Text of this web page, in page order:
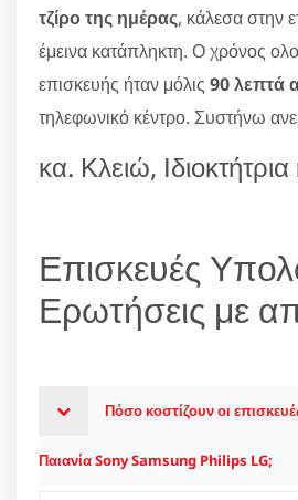
τζίρο της ημέρας, κάλεσα στην
έμεινα κατάπληκτη. Ο χρόνος
επισκευής ήταν μόλις 90 λεπτά
τηλεφωνικό κέντρο. Συστήνω
κα. Κλειώ,
Επισκευές
Ερωτήσεις με
Πόσο κοστίζουν οι
Παιανία Sony Samsung Philips LG;